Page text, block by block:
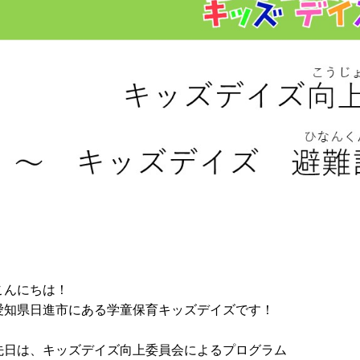
んにちは！
知県日進市にある学童保育キッズデイズです！
日は、キッズデイズ向上委員会によるプログラム